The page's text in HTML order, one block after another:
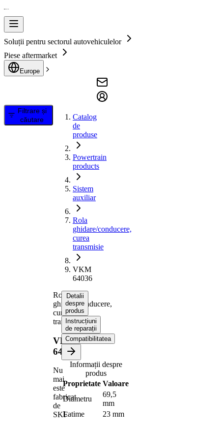
Soluții pentru sectorul autovehiculelor
Piese aftermarket
Europe
Filtrare și
căutare
Catalog
de
produse
Powertrain
products
Sistem
auxiliar
Rola
ghidare/conducere,
curea
transmisie
VKM
64036
Rola
ghidare/conducere,
curea
transmisie
VKM
64036
Nu
mai
este
fabricat
de
SKF
Detalii
despre
produs
Instrucțiuni
de reparații
Compatibilitatea
Informații despre
produs
Proprietate Valoare
Diametru
69,5
mm
Latime
23 mm